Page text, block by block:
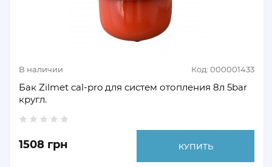
В наличии Код: 000001433
Бак Zilmet cal-pro для систем отопления 8л 5bar
кругл.
1508 грн КУПИТЬ